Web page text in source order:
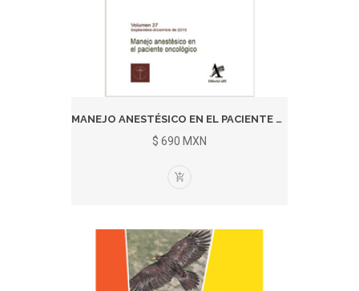
MANEJO ANESTÉSICO EN EL PACIENTE O...
$ 690 MXN